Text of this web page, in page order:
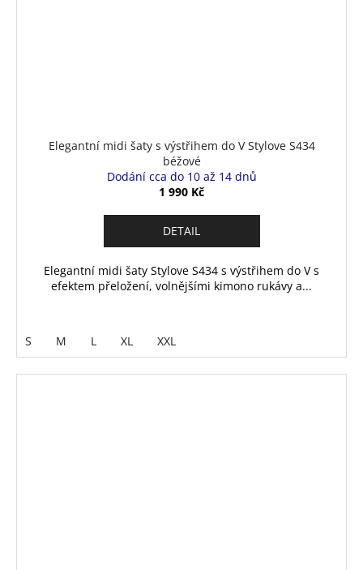
Elegantní midi šaty s výstřihem do V Stylove S434
béžové
Dodání cca do 10 až 14 dnů
1 990 Kč
DETAIL
Elegantní midi šaty Stylove S434 s výstřihem do V s
efektem přeložení, volnějšími kimono rukávy a...
S M L XL XXL